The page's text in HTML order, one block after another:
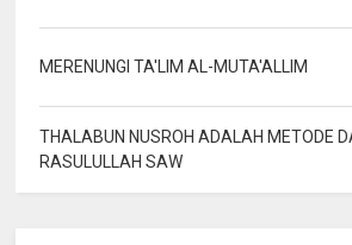
MERENUNGI TA'LIM AL-MUTA'ALLIM
THALABUN NUSROH ADALAH METODE
RASULULLAH SAW